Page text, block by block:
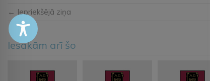
← Iepriekšējā ziņa
Iesakām arī šo